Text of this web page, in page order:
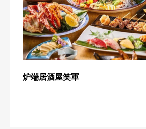
炉端居酒屋笑軍